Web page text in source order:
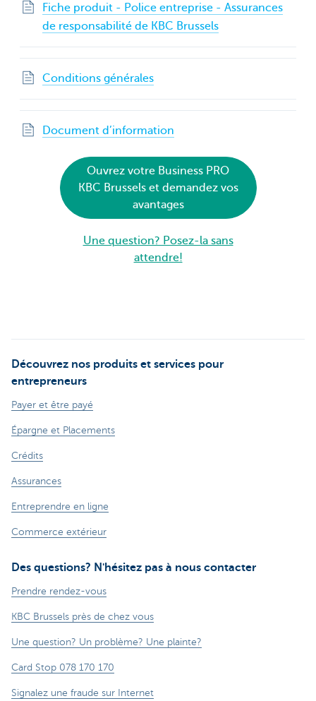
Fiche produit - Police entreprise - Assurances
de responsabilité de KBC Brussels
Conditions générales
Document d’information
Ouvrez votre Business PRO
KBC Brussels et demandez vos
avantages
Une question? Posez-la sans
attendre!
Découvrez nos produits et services pour
entrepreneurs
Payer et être payé
Épargne et Placements
Crédits
Assurances
Entreprendre en ligne
Commerce extérieur
Des questions? N'hésitez pas à nous contacter
Prendre rendez-vous
KBC Brussels près de chez vous
Une question? Un problème? Une plainte?
Card Stop 078 170 170
Signalez une fraude sur Internet